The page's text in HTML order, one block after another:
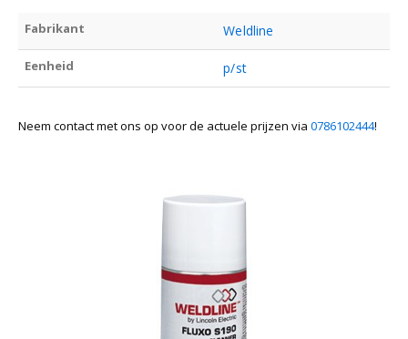
Fabrikant Weldline
Eenheid p/st
Neem contact met ons op voor de actuele prijzen via 0786102444!